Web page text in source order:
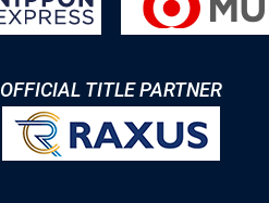
OFFICIAL TITLE PARTNER